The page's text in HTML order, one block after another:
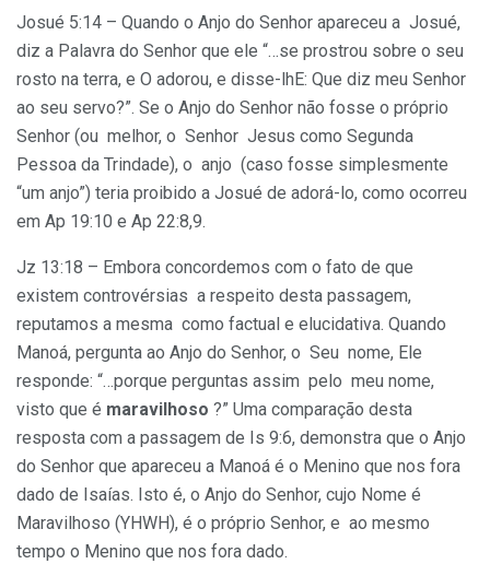
Josué 5:14 – Quando o Anjo do Senhor apareceu a Josué,
diz a Palavra do Senhor que ele “…se prostrou sobre o seu
rosto na terra, e O adorou, e disse-lhE: Que diz meu Senhor
ao seu servo?”. Se o Anjo do Senhor não fosse o próprio
Senhor (ou melhor, o Senhor Jesus como Segunda
Pessoa da Trindade), o anjo (caso fosse simplesmente
“um anjo”) teria proibido a Josué de adorá-lo, como ocorreu
em Ap 19:10 e Ap 22:8,9.
Jz 13:18 – Embora concordemos com o fato de que
existem controvérsias a respeito desta passagem,
reputamos a mesma como factual e elucidativa. Quando
Manoá, pergunta ao Anjo do Senhor, o Seu nome, Ele
responde: “…porque perguntas assim pelo meu nome,
visto que é maravilhoso ?” Uma comparação desta
resposta com a passagem de Is 9:6, demonstra que o Anjo
do Senhor que apareceu a Manoá é o Menino que nos fora
dado de Isaías. Isto é, o Anjo do Senhor, cujo Nome é
Maravilhoso (YHWH), é o próprio Senhor, e ao mesmo
tempo o Menino que nos fora dado.